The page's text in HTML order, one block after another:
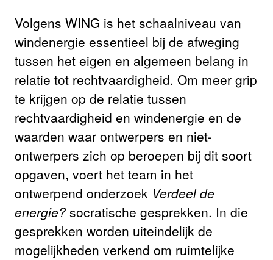
Volgens WING is het schaalniveau van
windenergie essentieel bij de afweging
tussen het eigen en algemeen belang in
relatie tot rechtvaardigheid. Om meer grip
te krijgen op de relatie tussen
rechtvaardigheid en windenergie en de
waarden waar ontwerpers en niet-
ontwerpers zich op beroepen bij dit soort
opgaven, voert het team in het
ontwerpend onderzoek Verdeel de
energie? socratische gesprekken. In die
gesprekken worden uiteindelijk de
mogelijkheden verkend om ruimtelijke